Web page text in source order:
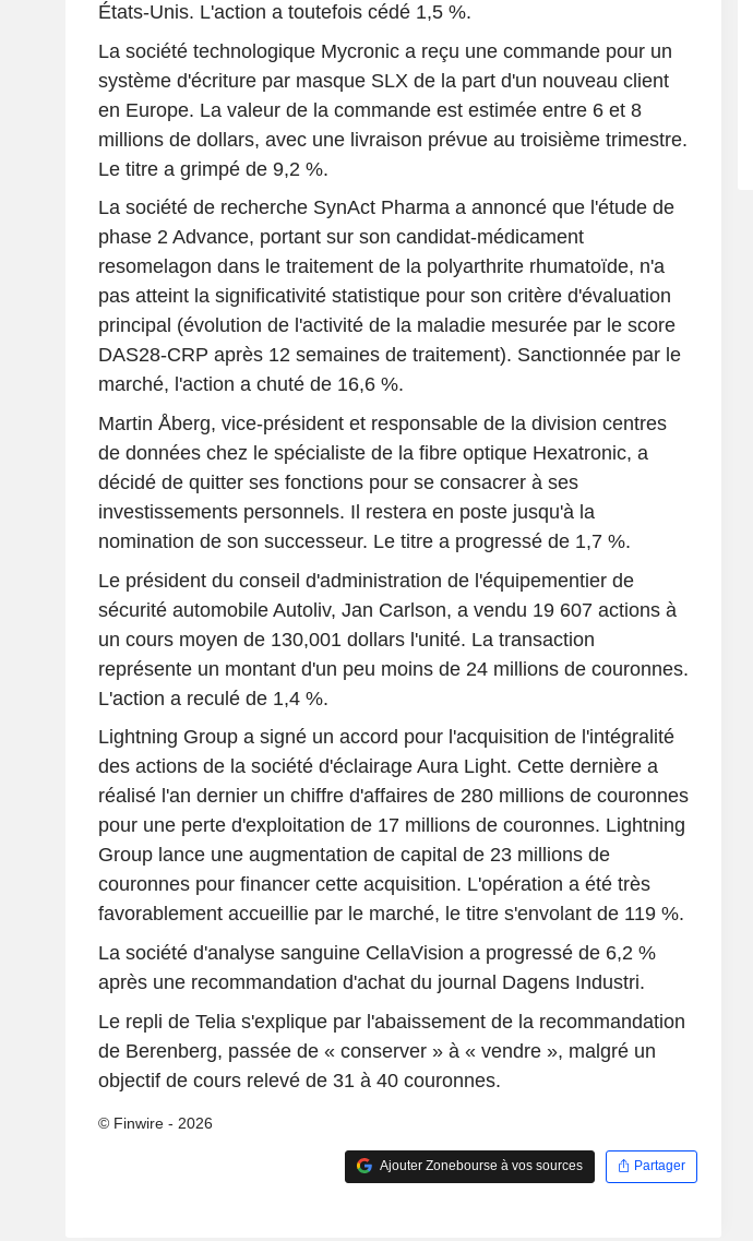
États-Unis. L'action a toutefois cédé 1,5 %.
La société technologique Mycronic a reçu une commande pour un
système d'écriture par masque SLX de la part d'un nouveau client
en Europe. La valeur de la commande est estimée entre 6 et 8
millions de dollars, avec une livraison prévue au troisième trimestre.
Le titre a grimpé de 9,2 %.
La société de recherche SynAct Pharma a annoncé que l'étude de
phase 2 Advance, portant sur son candidat-médicament
resomelagon dans le traitement de la polyarthrite rhumatoïde, n'a
pas atteint la significativité statistique pour son critère d'évaluation
principal (évolution de l'activité de la maladie mesurée par le score
DAS28-CRP après 12 semaines de traitement). Sanctionnée par le
marché, l'action a chuté de 16,6 %.
Martin Åberg, vice-président et responsable de la division centres
de données chez le spécialiste de la fibre optique Hexatronic, a
décidé de quitter ses fonctions pour se consacrer à ses
investissements personnels. Il restera en poste jusqu'à la
nomination de son successeur. Le titre a progressé de 1,7 %.
Le président du conseil d'administration de l'équipementier de
sécurité automobile Autoliv, Jan Carlson, a vendu 19 607 actions à
un cours moyen de 130,001 dollars l'unité. La transaction
représente un montant d'un peu moins de 24 millions de couronnes.
L'action a reculé de 1,4 %.
Lightning Group a signé un accord pour l'acquisition de l'intégralité
des actions de la société d'éclairage Aura Light. Cette dernière a
réalisé l'an dernier un chiffre d'affaires de 280 millions de couronnes
pour une perte d'exploitation de 17 millions de couronnes. Lightning
Group lance une augmentation de capital de 23 millions de
couronnes pour financer cette acquisition. L'opération a été très
favorablement accueillie par le marché, le titre s'envolant de 119 %.
La société d'analyse sanguine CellaVision a progressé de 6,2 %
après une recommandation d'achat du journal Dagens Industri.
Le repli de Telia s'explique par l'abaissement de la recommandation
de Berenberg, passée de « conserver » à « vendre », malgré un
objectif de cours relevé de 31 à 40 couronnes.
© Finwire - 2026
Ajouter Zonebourse à vos sources Partager